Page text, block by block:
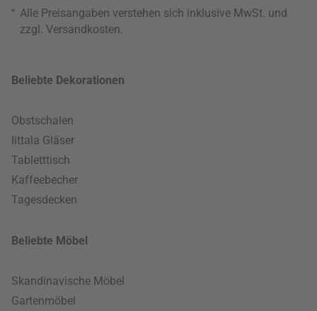
* Alle Preisangaben verstehen sich inklusive MwSt. und
zzgl. Versandkosten
Beliebte Dekorationen
Obstschalen
Iittala Gläser
Tabletttisch
Kaffeebecher
Tagesdecken
Beliebte Möbel
Skandinavische Möbel
Gartenmöbel